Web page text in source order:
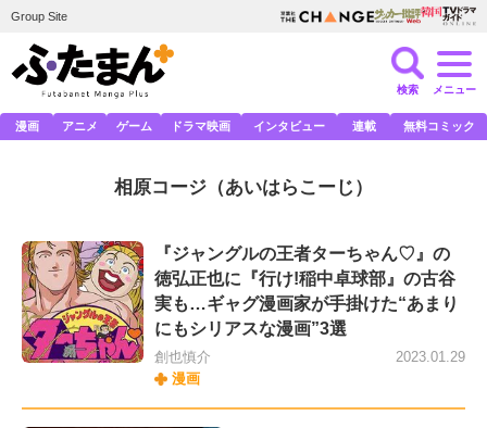
Group Site
検索 メニュー
漫画 アニメ ゲーム ドラマ映画 インタビュー 連載 無料コミック
相原コージ （あいはらこーじ）
『ジャングルの王者ターちゃん♡』の
徳弘正也に『行け!稲中卓球部』の古谷
実も…ギャグ漫画家が手掛けた“あまり
にもシリアスな漫画”3選
創也慎介
漫画
2023.01.29